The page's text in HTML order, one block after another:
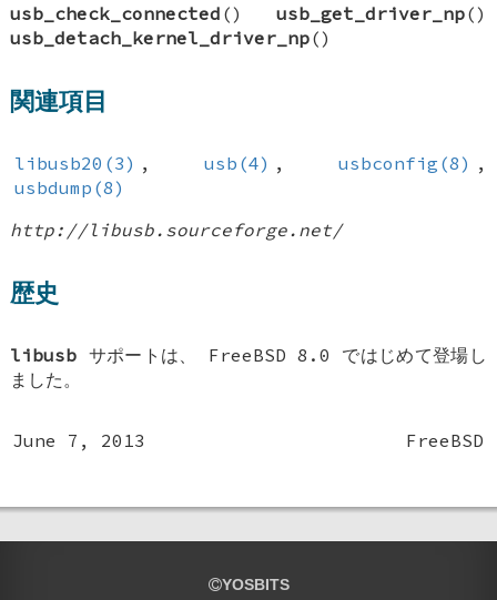
usb_check_connected () usb_get_driver_np()
usb_detach_kernel_driver_np()
関連項目
libusb20(3) , usb(4) , usbconfig(8) ,
usbdump(8)
http://libusb.sourceforge.net/
歴史
libusb サポートは、 FreeBSD 8.0
ではじめて登場し
ました。
June 7, 2013 FreeBSD
YOSBITS